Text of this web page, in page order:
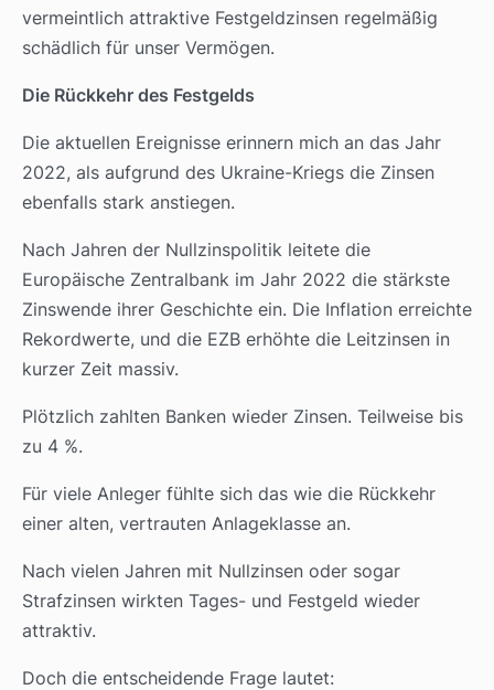
vermeintlich attraktive Festgeldzinsen regelmäßig
schädlich für unser Vermögen.
Die Rückkehr des Festgelds
Die aktuellen Ereignisse erinnern mich an das Jahr
2022, als aufgrund des Ukraine-Kriegs die Zinsen
ebenfalls stark anstiegen.
Nach Jahren der Nullzinspolitik leitete die
Europäische Zentralbank im Jahr 2022 die stärkste
Zinswende ihrer Geschichte ein. Die Inflation erreichte
Rekordwerte, und die EZB erhöhte die Leitzinsen in
kurzer Zeit massiv.
Plötzlich zahlten Banken wieder Zinsen. Teilweise bis
zu 4 %.
Für viele Anleger fühlte sich das wie die Rückkehr
einer alten, vertrauten Anlageklasse an.
Nach vielen Jahren mit Nullzinsen oder sogar
Strafzinsen wirkten Tages- und Festgeld wieder
attraktiv.
Doch die entscheidende Frage lautet: